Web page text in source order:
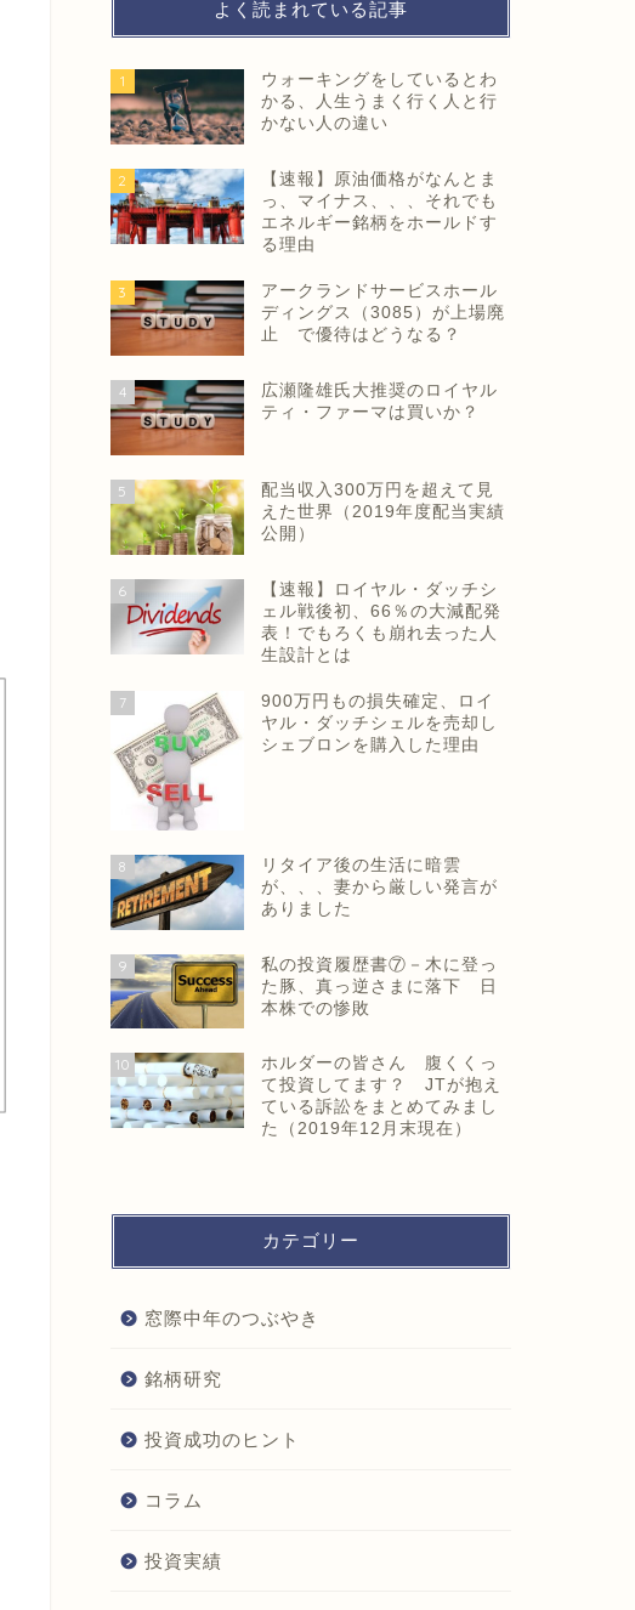
よく読まれている記事
1
ウォーキングをしているとわ
かる、人生うまく行く人と行
かない人の違い
2
【速報】原油価格がなんとま
っ、マイナス、、、それでも
エネルギー銘柄をホールドす
る理由
3
アークランドサービスホール
ディングス（3085）が上場廃
止 で優待はどうなる？
4
広瀬隆雄氏大推奨のロイヤル
ティ・ファーマは買いか？
5
配当収入300万円を超えて見
えた世界（2019年度配当実績
公開）
6
【速報】ロイヤル・ダッチシ
ェル戦後初、66％の大減配発
表！でもろくも崩れ去った人
生設計とは
7
900万円もの損失確定、ロイ
ヤル・ダッチシェルを売却し
シェブロンを購入した理由
8
リタイア後の生活に暗雲
が、、、妻から厳しい発言が
ありました
9
私の投資履歴書⑦－木に登っ
た豚、真っ逆さまに落下 日
本株での惨敗
10
ホルダーの皆さん 腹くくっ
て投資してます？ JTが抱え
ている訴訟をまとめてみまし
た（2019年12月末現在）
カテゴリー
窓際中年のつぶやき
銘柄研究
投資成功のヒント
コラム
投資実績